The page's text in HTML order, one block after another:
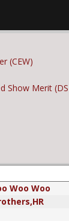
(CEW)
Show Merit
Woo Woo